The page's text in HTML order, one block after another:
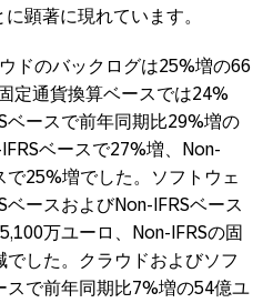
顕著に現れています。
ドのバックログは25%増の66
定通貨換算ベースでは24%
ベースで前年同期比29%増の
ベースで27%増、Non-
で25%増でした。ソフトウェ
ースおよびNon-IFRSベース
万ユーロ、Non-IFRSの固
した。クラウドおよびソフ
スで前年同期比7%増の54億ユ